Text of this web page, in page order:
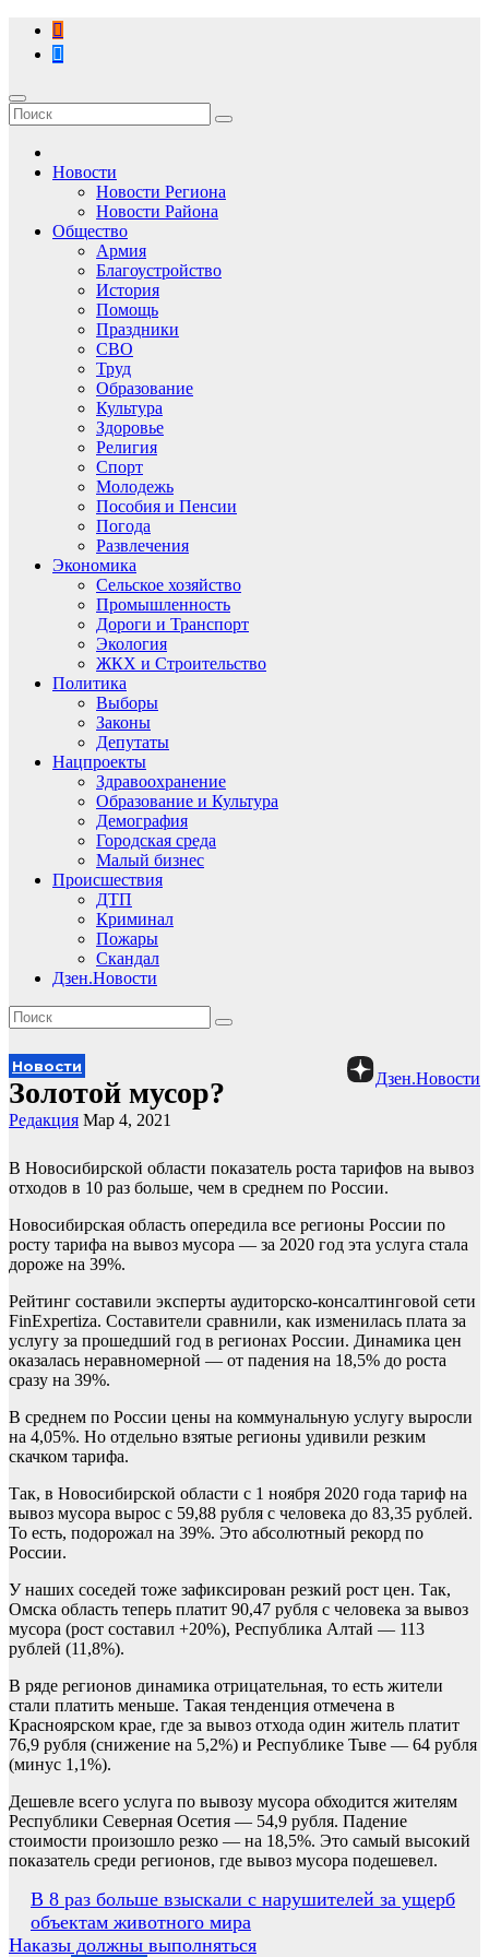
Перейти
содержимому
Новости
Новости Региона
Новости Района
Общество
Армия
Благоустройство
История
Помощь
Праздники
СВО
Труд
Образование
Культура
Здоровье
Религия
Спорт
Молодежь
Пособия и Пенсии
Погода
Развлечения
Экономика
Сельское хозяйство
Промышленность
Дороги и Транспорт
Экология
ЖКХ и Строительство
Политика
Выборы
Законы
Депутаты
Нацпроекты
Здравоохранение
Образование и Культура
Демография
Городская среда
Малый бизнес
Происшествия
ДТП
Криминал
Пожары
Скандал
Дзен.Новости
Дзен.Новости
Новости
Золотой мусор?
Редакция Мар 4, 2021
В Новосибирской области показатель роста тарифов на вывоз
отходов в 10 раз больше, чем в среднем по России.
Новосибирская область опередила все регионы России по
росту тарифа на вывоз мусора — за 2020 год эта услуга стала
дороже на 39%.
Рейтинг составили эксперты аудиторско-консалтинговой сети
FinExpertiza. Составители сравнили, как изменилась плата за
услугу за прошедший год в регионах России. Динамика цен
оказалась неравномерной — от падения на 18,5% до роста
сразу на 39%.
В среднем по России цены на коммунальную услугу выросли
на 4,05%. Но отдельно взятые регионы удивили резким
скачком тарифа.
Так, в Новосибирской области с 1 ноября 2020 года тариф на
вывоз мусора вырос с 59,88 рубля с человека до 83,35 рублей.
То есть, подорожал на 39%. Это абсолютный рекорд по
России.
У наших соседей тоже зафиксирован резкий рост цен. Так,
Омска область теперь платит 90,47 рубля с человека за вывоз
мусора (рост составил +20%), Республика Алтай — 113
рублей (11,8%).
В ряде регионов динамика отрицательная, то есть жители
стали платить меньше. Такая тенденция отмечена в
Красноярском крае, где за вывоз отхода один житель платит
76,9 рубля (снижение на 5,2%) и Республике Тыве — 64 рубля
(минус 1,1%).
Дешевле всего услуга по вывозу мусора обходится жителям
Республики Северная Осетия — 54,9 рубля. Падение
стоимости произошло резко — на 18,5%. Это самый высокий
показатель среди регионов, где вывоз мусора подешевел.
Навигация
по
В 8 раз больше взыскали с нарушителей за ущерб
объектам животного мира
Наказы должны выполняться